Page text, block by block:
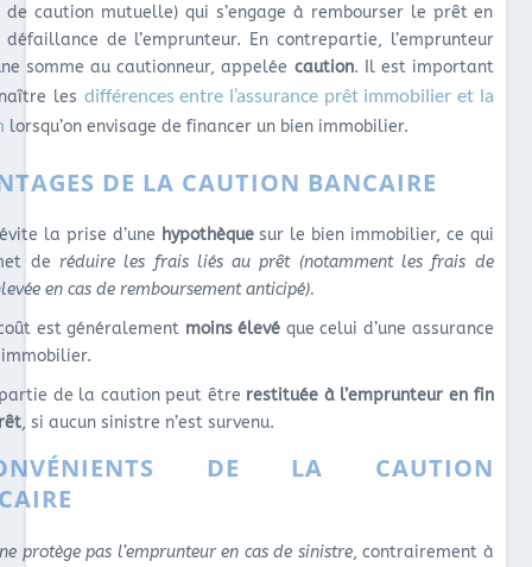
de caution mutuelle) qui s’engage à rembourser le prêt en
de l’emprunteur. En contrepartie, l’emprunteur
somme au cautionneur, appelée caution. Il est important
les différences entre l’assurance prêt immobilier et la
lorsqu’on envisage de financer un bien immobilier.
DE LA CAUTION BANCAIRE
la prise d’une hypothèquesur le bien immobilier, ce qui
deréduire les frais liés au prêt (notamment les frais de
en cas de remboursement anticipé).
est généralement moins élevé que celui d’une assurance
de la caution peut être restituée à l’emprunteur en fin
, si aucun sinistre n’est survenu.
DE LA CAUTION
ne protège pas l’emprunteur en cas de sinistre, contrairement à